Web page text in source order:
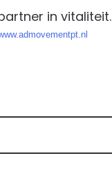
in vitaliteit.